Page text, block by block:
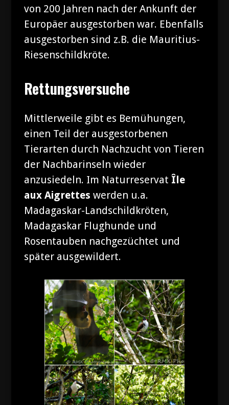
von 200 Jahren nach der Ankunft der
Europäer ausgestorben war. Ebenfalls
ausgestorben sind z.B. die Mauritius-
Riesenschildkröte.
Rettungsversuche
Mittlerweile gibt es Bemühungen,
einen Teil der ausgestorbenen
Tierarten durch Nachzucht von Tieren
der Nachbarinseln wieder
anzusiedeln. Im Naturreservat Île
aux Aigrettes werden u.a.
Madagaskar-Landschildkröten,
Madagaskar Flughunde und
Rosentauben nachgezüchtet und
später ausgewildert.